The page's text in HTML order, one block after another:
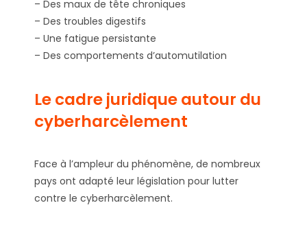
– Des maux de tête chroniques
– Des troubles digestifs
– Une fatigue persistante
– Des comportements d’automutilation
Le cadre juridique autour du
cyberharcèlement
Face à l’ampleur du phénomène, de nombreux
pays ont adapté leur législation pour lutter
contre le cyberharcèlement.